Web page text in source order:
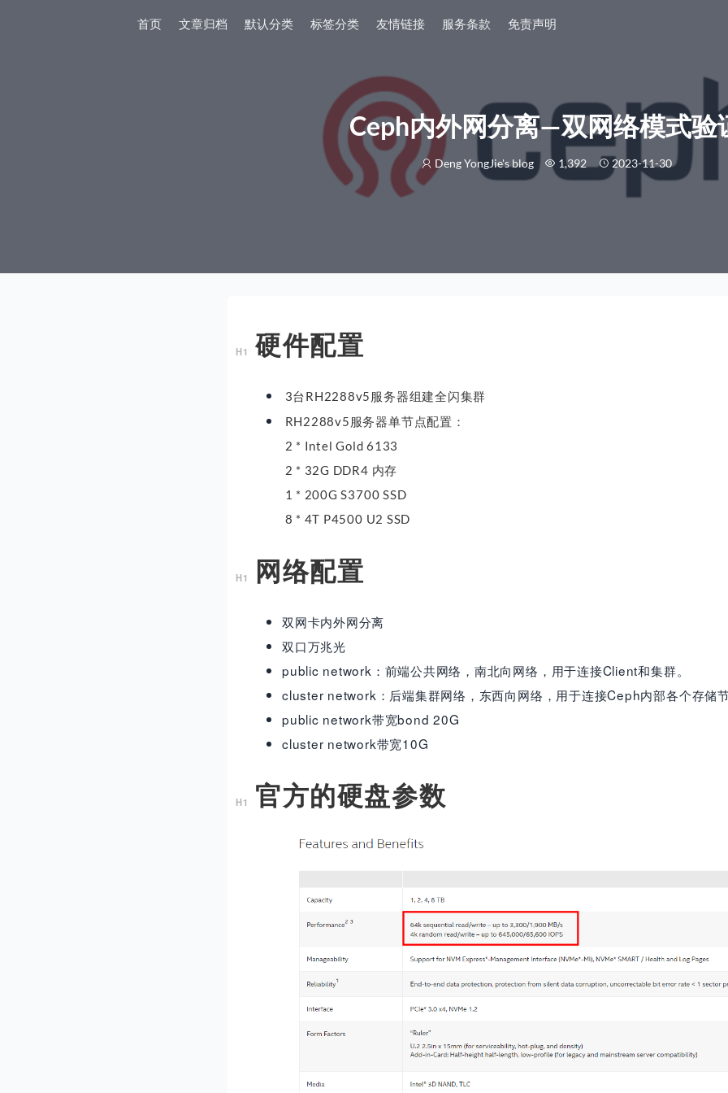
首页 文章归档 默认分类 标签分类 友情链接 服务条款 免责声明
Ceph内外网分离—双网络模式验
Deng YongJie's blog 1,392 2023-11-30
硬件配置
3台RH2288v5服务器组建全闪集群
RH2288v5服务器单节点配置：
2 * Intel Gold 6133
2 * 32G DDR4 内存
1 * 200G S3700 SSD
8 * 4T P4500 U2 SSD
网络配置
双网卡内外网分离
双口万兆光
public network：前端公共网络，南北向网络，用于连接Client和集群。
cluster network：后端集群网络，东西向网络，用于连接Ceph内部各个存储
public network带宽bond 20G
cluster network带宽10G
官方的硬盘参数